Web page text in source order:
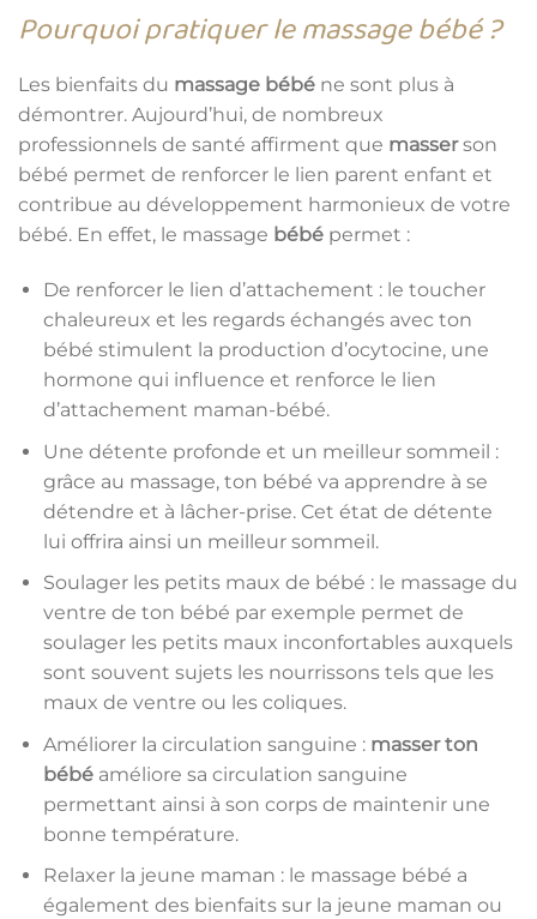
Pourquoi pratiquer le massage bébé ?
Les bienfaits du massage bébé ne sont plus à
démontrer. Aujourd’hui, de nombreux
professionnels de santé affirment que masserson
bébé permet de renforcer le lien parent enfant et
contribue au développement harmonieux de votre
bébé. En effet, le massage bébé permet :
De renforcer le lien d’attachement : le toucher
chaleureux et les regards échangés avec ton
bébé stimulent la production d’ocytocine, une
hormone qui influence et renforce le lien
d’attachement maman-bébé.
Une détente profonde et un meilleur sommeil :
grâce au massage, ton bébé va apprendre à se
détendre et à lâcher-prise. Cet état de détente
lui offrira ainsi un meilleur sommeil.
Soulager les petits maux de bébé : le massage du
ventre de ton bébé par exemple permet de
soulager les petits maux inconfortables auxquels
sont souvent sujets les nourrissons tels que les
maux de ventre ou les coliques.
Améliorer la circulation sanguine : masser ton
bébéaméliore sa circulation sanguine
permettant ainsi à son corps de maintenir une
bonne température.
Relaxer la jeune maman : le massage bébé a
également des bienfaits sur la jeune maman ou